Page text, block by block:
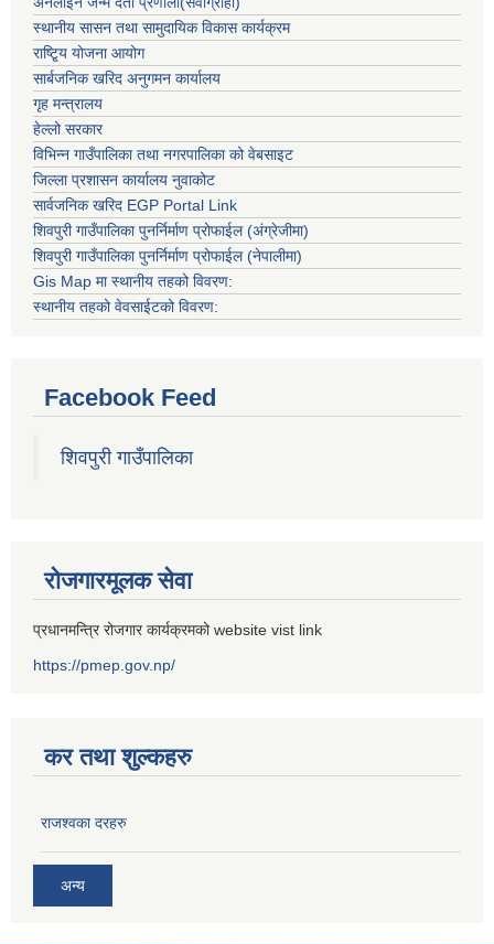
स्थानीय सासन तथा सामुदायिक विकास कार्यक्रम
राष्टि्ृय योजना आयोग
सार्बजनिक खरिद अनुगमन कार्यालय
गृह मन्त्रालय
हेल्लो सरकार
विभिन्न गाउँपालिका तथा नगरपालिका को वेबसाइट
जिल्ला प्रशासन कार्यालय नुवाकोट
सार्वजनिक खरिद EGP Portal Link
शिवपुरी गाउँपालिका पुनर्निर्माण प्रोफाईल (अंग्रेजीमा)
शिवपुरी गाउँपालिका पुनर्निर्माण प्रोफाईल (नेपालीमा)
Gis Map मा स्थानीय तहको विवरण:
स्थानीय तहको वेवसाईटको विवरण:
Facebook Feed
शिवपुरी गाउँपालिका
रोजगारमूलक सेवा
प्रधानमन्त्रि रोजगार कार्यक्रमको website vist link
https://pmep.gov.np/
कर तथा शुल्कहरु
राजश्वका दरहरु
अन्य